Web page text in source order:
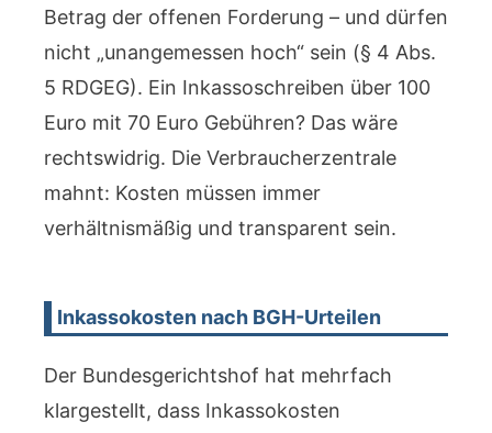
Betrag der offenen Forderung – und dürfen
nicht „unangemessen hoch“ sein (§ 4 Abs.
5 RDGEG). Ein Inkassoschreiben über 100
Euro mit 70 Euro Gebühren? Das wäre
rechtswidrig. Die Verbraucherzentrale
mahnt: Kosten müssen immer
verhältnismäßig und transparent sein.
Inkassokosten nach BGH-Urteilen
Der Bundesgerichtshof hat mehrfach
klargestellt, dass Inkassokosten